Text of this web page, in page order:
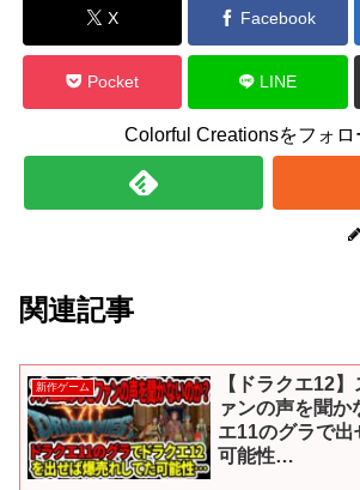
X Facebook
Pocket LINE
Colorful Creationsをフォロ
関連記事
新作ゲーム
【ドラクエ12
ァンの声を聞か
エ11のグラで
可能性…